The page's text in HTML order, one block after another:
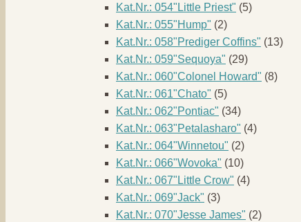
Kat.Nr.: 054"Little Priest" (5)
Kat.Nr.: 055"Hump" (2)
Kat.Nr.: 058"Prediger Coffins" (13)
Kat.Nr.: 059"Sequoya" (29)
Kat.Nr.: 060"Colonel Howard" (8)
Kat.Nr.: 061"Chato" (5)
Kat.Nr.: 062"Pontiac" (34)
Kat.Nr.: 063"Petalasharo" (4)
Kat.Nr.: 064"Winnetou" (2)
Kat.Nr.: 066"Wovoka" (10)
Kat.Nr.: 067"Little Crow" (4)
Kat.Nr.: 069"Jack" (3)
Kat.Nr.: 070"Jesse James" (2)